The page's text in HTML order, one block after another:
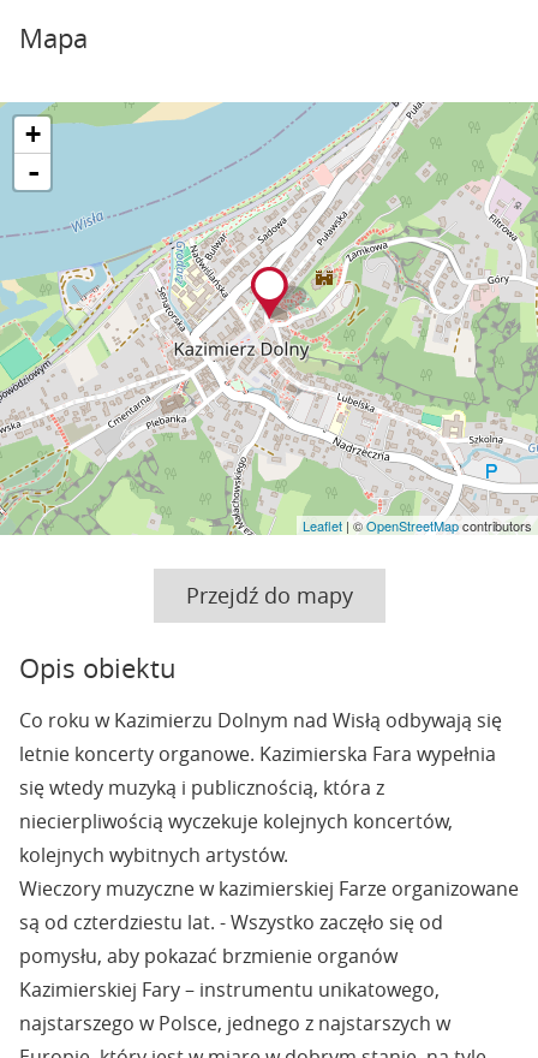
Mapa
+
-
Leaflet | ©OpenStreetMapcontributors
Przejdź do mapy
Opis obiektu
Co roku w Kazimierzu Dolnym nad Wisłą odbywają się
letnie koncerty organowe. Kazimierska Fara wypełnia
się wtedy muzyką i publicznością, która z
niecierpliwością wyczekuje kolejnych koncertów,
kolejnych wybitnych artystów.
Wieczory muzyczne w kazimierskiej Farze organizowane
są od czterdziestu lat. - Wszystko zaczęło się od
pomysłu, aby pokazać brzmienie organów
Kazimierskiej Fary – instrumentu unikatowego,
najstarszego w Polsce, jednego z najstarszych w